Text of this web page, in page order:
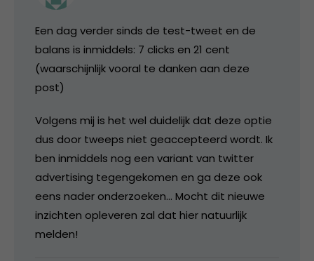
Een dag verder sinds de test-tweet en de
balans is inmiddels: 7 clicks en 21 cent
(waarschijnlijk vooral te danken aan deze
post)
Volgens mij is het wel duidelijk dat deze optie
dus door tweeps niet geaccepteerd wordt. Ik
ben inmiddels nog een variant van twitter
advertising tegengekomen en ga deze ook
eens nader onderzoeken… Mocht dit nieuwe
inzichten opleveren zal dat hier natuurlijk
melden!